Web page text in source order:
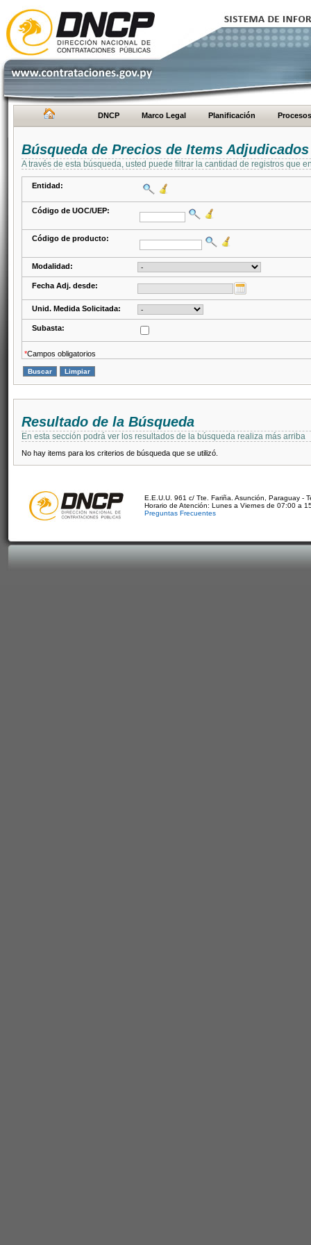
DNCP Marco Legal Planificación Procesos
Búsqueda de Precios de Items Adjudicados
A través de esta búsqueda, usted puede filtrar la cantidad de registros que
Entidad:
Código de UOC/UEP:
Código de producto:
Modalidad:
Fecha Adj. desde:
Unid. Medida Solicitada:
Subasta:
*Campos obligatorios
Resultado de la Búsqueda
En esta sección podrá ver los resultados de la búsqueda realiza más arriba
No hay items para los criterios de búsqueda que se utilizó.
E.E.U.U. 961 c/ Tte. Fariña. Asunción, Paraguay -
Horario de Atención: Lunes a Viernes de 07:00 a
Preguntas Frecuentes